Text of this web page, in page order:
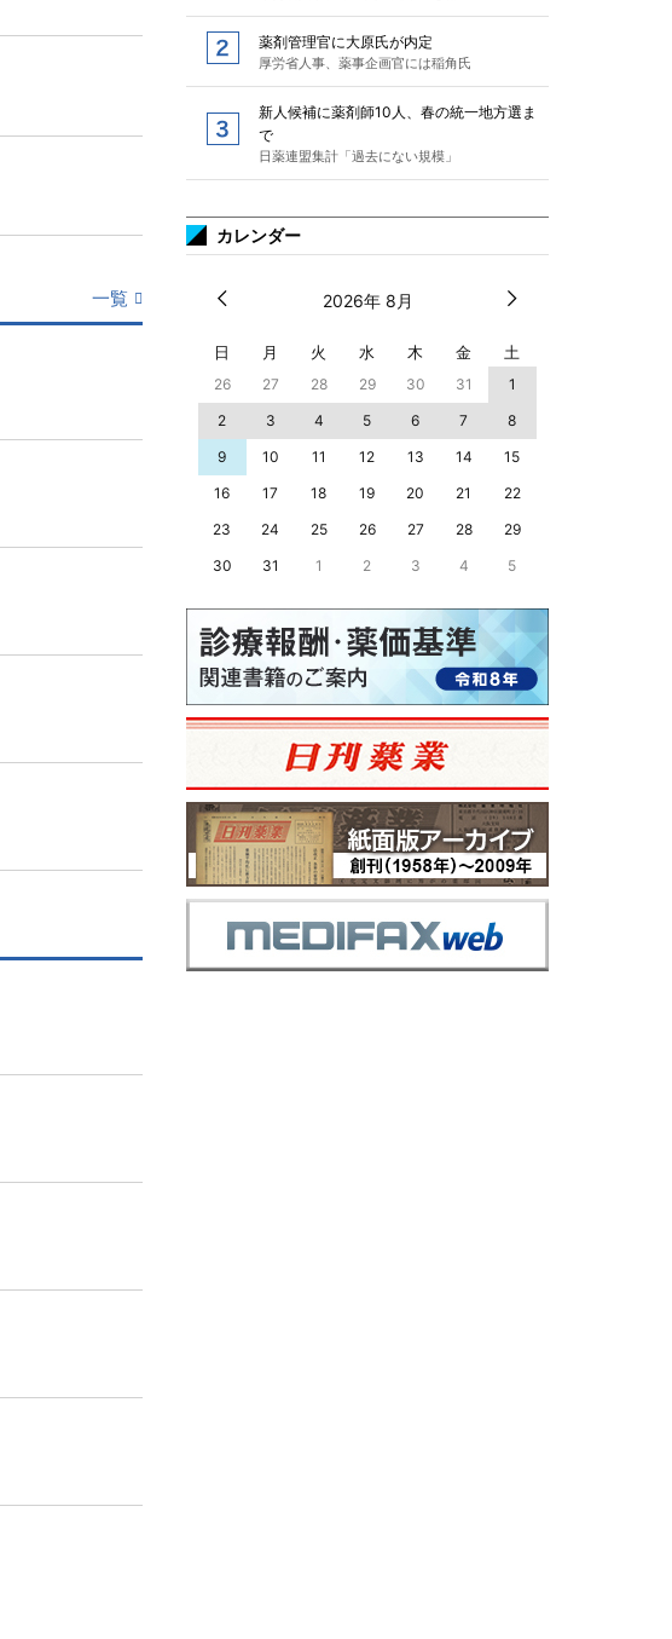
一覧
薬剤管理官に大原氏が内定
厚労省人事、薬事企画官には稲角氏
新人候補に薬剤師10人、春の統一地方選ま
で
日薬連盟集計「過去にない規模」
カレンダー
2026年 8月
日 月 火 水 木 金 土
26 27 28 29 30 31
1
2
3 4 5 6 7
8
9
10 11 12 13 14
15
16
17 18 19 20 21
22
23
24 25 26 27 28
29
30
31 1 2 3 4 5